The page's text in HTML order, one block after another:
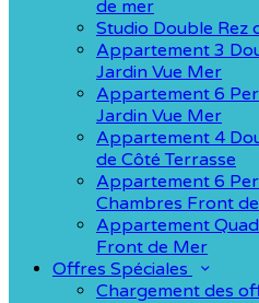
de mer
Studio Double Rez
Appartement 3
Jardin Vue Mer
Appartement 6
Jardin Vue Mer
Appartement 4
de Côté Terrasse
Appartement 6
Chambres Front
Appartement
Front de Mer
Offres Spéciales
Chargement des